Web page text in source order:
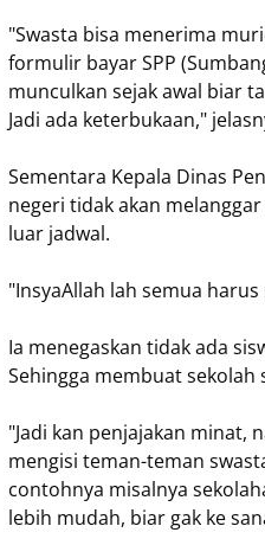
"Swasta bisa menerima
formulir bayar SPP
munculkan sejak awal biar
Jadi ada keterbukaan,"
Sementara Kepala Dinas
negeri tidak akan
luar jadwal.
"InsyaAllah lah semua
Ia menegaskan tidak ada
Sehingga membuat sekolah
"Jadi kan penjajakan minat,
mengisi teman-teman
contohnya misalnya
lebih mudah, biar gak ke